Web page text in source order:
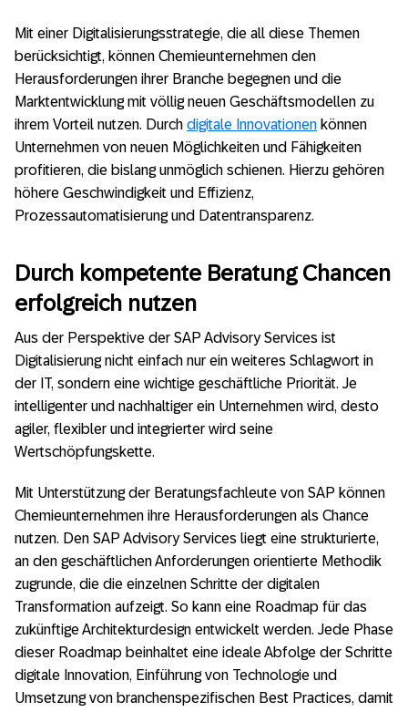
Mit einer Digitalisierungsstrategie, die all diese Themen
berücksichtigt, können Chemieunternehmen den
Herausforderungen ihrer Branche begegnen und die
Marktentwicklung mit völlig neuen Geschäftsmodellen zu
ihrem Vorteil nutzen. Durch digitale Innovationen können
Unternehmen von neuen Möglichkeiten und Fähigkeiten
profitieren, die bislang unmöglich schienen. Hierzu gehören
höhere Geschwindigkeit und Effizienz,
Prozessautomatisierung und Datentransparenz.
Durch kompetente Beratung Chancen
erfolgreich nutzen
Aus der Perspektive der SAP Advisory Services ist
Digitalisierung nicht einfach nur ein weiteres Schlagwort in
der IT, sondern eine wichtige geschäftliche Priorität. Je
intelligenter und nachhaltiger ein Unternehmen wird, desto
agiler, flexibler und integrierter wird seine
Wertschöpfungskette.
Mit Unterstützung der Beratungsfachleute von SAP können
Chemieunternehmen ihre Herausforderungen als Chance
nutzen. Den SAP Advisory Services liegt eine strukturierte,
an den geschäftlichen Anforderungen orientierte Methodik
zugrunde, die die einzelnen Schritte der digitalen
Transformation aufzeigt. So kann eine Roadmap für das
zukünftige Architekturdesign entwickelt werden. Jede Phase
dieser Roadmap beinhaltet eine ideale Abfolge der Schritte
digitale Innovation, Einführung von Technologie und
Umsetzung von branchenspezifischen Best Practices, damit